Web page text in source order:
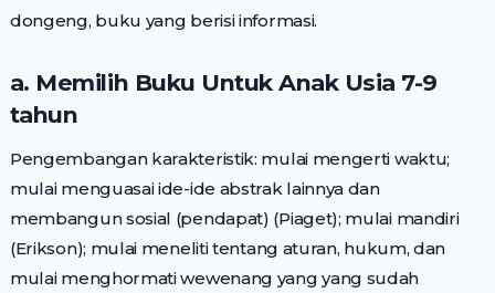
dongeng, buku yang berisi informasi.
a. Memilih Buku Untuk Anak Usia 7-9
tahun
Pengembangan karakteristik: mulai mengerti waktu;
mulai menguasai ide-ide abstrak lainnya dan
membangun sosial (pendapat) (Piaget); mulai mandiri
(Erikson); mulai meneliti tentang aturan, hukum, dan
mulai menghormati wewenang yang yang sudah